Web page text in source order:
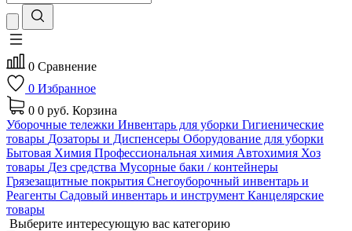
0 Сравнение
0 Избранное
0 0 руб. Корзина
Уборочные тележки Инвентарь для уборки Гигиенические
товары Дозаторы и Диспенсеры Оборудование для уборки
Бытовая Химия Профессиональная химия Автохимия Хоз
товары Дез средства Мусорные баки / контейнеры
Грязезащитные покрытия Снегоуборочный инвентарь и
Реагенты Садовый инвентарь и инструмент Канцелярские
товары
Выберите интересующую вас категорию